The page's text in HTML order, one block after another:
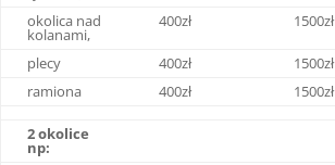
okolica nad
kolanami,
400zł 1500zł
plecy 400zł 1500zł
ramiona
400zł 1500zł
2 okolice
np: